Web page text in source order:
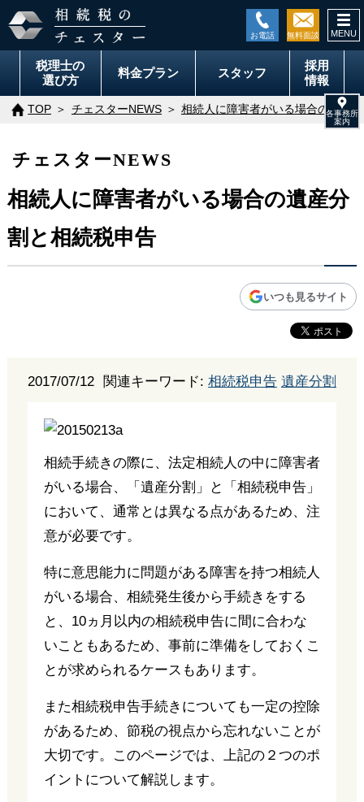
税理士の
選び方
料金プラン スタッフ
採用
情報
TOP チェスターNEWS 相続人に障害者がいる場合の遺産
チェスターNEWS
相続人に障害者がいる場合の遺産分
割と相続税申告
いつも見るサイト
2017/07/12 関連キーワード:相続税申告 遺産分割
相続手続きの際に、法定相続人の中に障害者
がいる場合、「遺産分割」と「相続税申告」
において、通常とは異なる点があるため、注
意が必要です。
特に意思能力に問題がある障害を持つ相続人
がいる場合、相続発生後から手続きをする
と、10ヵ月以内の相続税申告に間に合わな
いこともあるため、事前に準備をしておくこ
とが求められるケースもあります。
また相続税申告手続きについても一定の控除
があるため、節税の視点から忘れないことが
大切です。このページでは、上記の２つのポ
イントについて解説します。